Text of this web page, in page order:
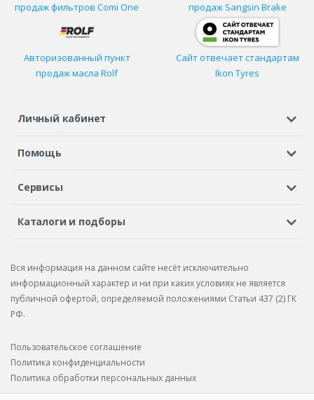
продаж фильтров Comi One
продаж Sangsin Brake
Авторизованный пункт
продаж масла Rolf
Сайт отвечает стандартам
Ikon Tyres
Личный кабинет
Регистрация или вход
Помощь
Шины в кредит
Сервисы
Автосервисы
Бонусная программа
Рекламации по услугам
Каталоги и подборы
Подбор запчастей
Каталог запчастей
Вся информация на данном сайте несёт исключительно
информационный характер и ни при каких условиях не является
публичной офертой, определяемой положениями Статьи 437 (2) ГК
РФ.
Пользовательское соглашение
Политика конфиденциальности
Политика обработки персональных данных